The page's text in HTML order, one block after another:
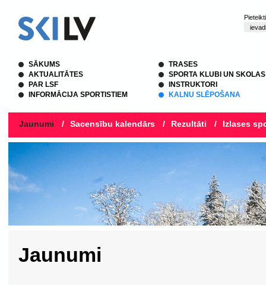
SĀKUMS
AKTUALITĀTES
PAR LSF
INFORMĀCIJA SPORTISTIEM
TRASES
SPORTA KLUBI UN SKOLAS
INSTRUKTORI
KALNU SLĒPOŠANA
Jaunumi / Sacensību kalendārs / Rezultāti / Izlases
Jaunumi